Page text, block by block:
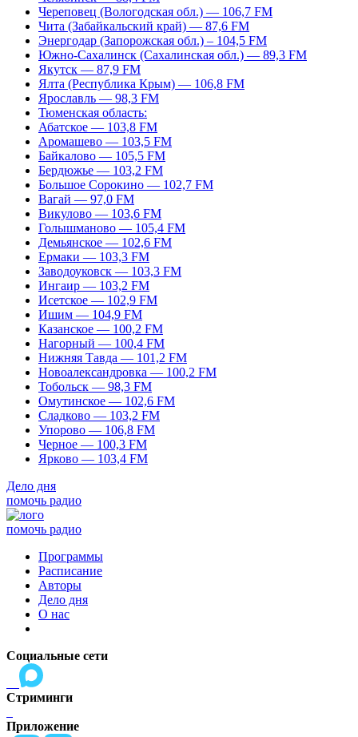
Череповец (Вологодская обл.) — 106,7 FM
Чита (Забайкальский край) — 87,6 FM
Энергодар (Запорожская обл.) – 104,5 FM
Южно-Сахалинск (Сахалинская обл.) — 89,3 FM
Якутск — 87,9 FM
Ялта (Республика Крым) — 106,8 FM
Ярославль — 98,3 FM
Тюменская область:
Абатское — 103,8 FM
Аромашево — 103,5 FM
Байкалово — 105,5 FM
Бердюжье — 103,2 FM
Большое Сорокино — 102,7 FM
Вагай — 97,0 FM
Викулово — 103,6 FM
Голышманово — 105,4 FM
Демьянское — 102,6 FM
Ермаки — 103,3 FM
Заводоуковск — 103,3 FM
Ингаир — 103,2 FM
Исетское — 102,9 FM
Ишим — 104,9 FM
Казанское — 100,2 FM
Нагорный — 100,4 FM
Нижняя Тавда — 101,2 FM
Новоалександровка — 100,2 FM
Тобольск — 98,3 FM
Омутинское — 102,6 FM
Сладково — 103,2 FM
Упорово — 106,8 FM
Черное — 100,3 FM
Ярково — 103,4 FM
Дело дня
помочь радио
помочь радио
Программы
Расписание
Авторы
Дело дня
О нас
Социальные сети
Стриминги
Приложение